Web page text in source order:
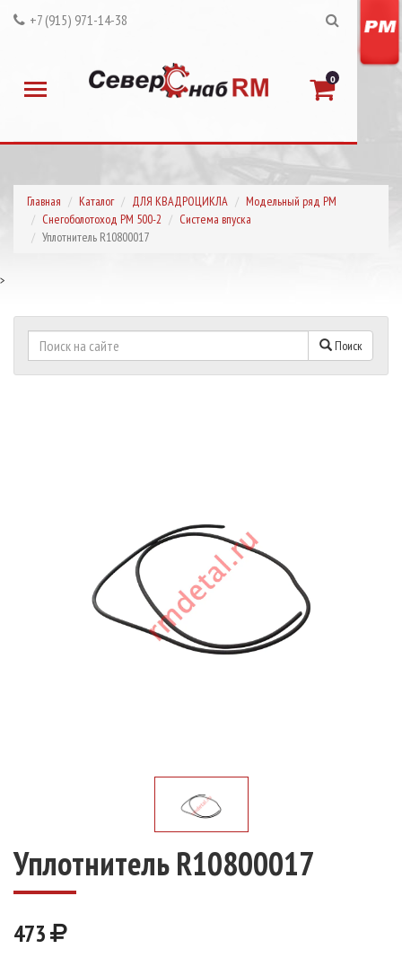
+7 (915) 971-14-38
0
Главная Каталог ДЛЯ КВАДРОЦИКЛА
Модельный ряд РМ
Снегоболотоход РМ 500-2
Система впуска
Уплотнитель R10800017
>
Поиск
Уплотнитель R10800017
473